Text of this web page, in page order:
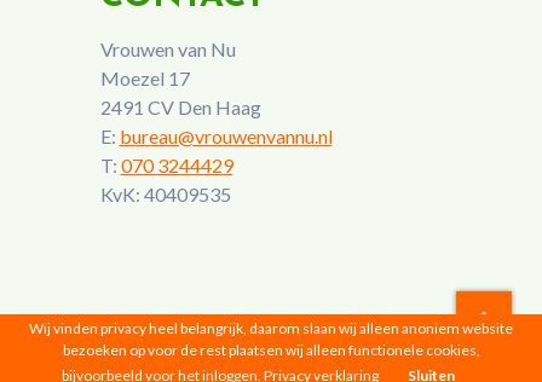
Vrouwen van Nu
Moezel 17
2491 CV Den Haag
E: bureau@vrouwenvannu.nl
T: 070 3244429
KvK: 40409535
Vrouwen van Nu © 2026 |Privacyverklaring
Wij vinden privacy heel belangrijk, daarom slaan wij alleen anoniem website
bezoeken op voor de rest plaatsen wij alleen functionele cookies,
bijvoorbeeld voor het inloggen. Privacy verklaring Sluiten